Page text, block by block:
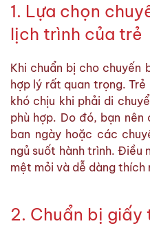
1. Lựa chọn
lịch trình của trẻ
Khi chuẩn bị cho chuyến
hợp lý rất quan trọng.
khó chịu khi phải di
phù hợp. Do đó, bạn nên
ban ngày hoặc các
ngủ suốt hành trình. Điều
mệt mỏi và dễ dàng thích
2. Chuẩn bị